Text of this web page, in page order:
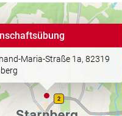
Maria-Straße 1a, 82319